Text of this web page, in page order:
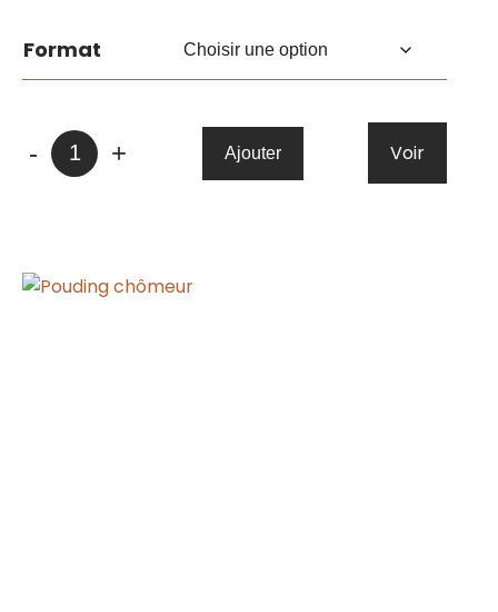
Format
- quantité
de
+ Ajouter Voir